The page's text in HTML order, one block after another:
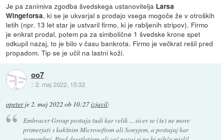
Je pa zanimiva zgodba švedskega ustanovitelja Larsa
Wingeforsa, ki se je ukvarjal s prodajo vsega mogoče že v otroških
letih (npr. 13 let star je ustvaril firmo, ki je rabljenih stripov). Firmo
je enkrat prodal, potem pa za simbolične 1 švedske krone spet
odkupil nazaj, to je bilo v času bankrota. Firmo je večkrat rešil pred
propadom. Tip se je učil na lastni koži.
oo7
::2. maj 2022, 15:32
opeterje2. maj 2022 ob 10:27izjavil:
Embracer Group postaja tudi kar velik ... sicer se (še) ne more
primerjati s kakšnim Microsoftom ali Sonyjem, a postajaj kar